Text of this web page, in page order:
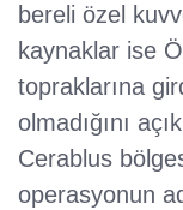
bereli özel
kaynaklar ise
topraklarına
olmadığını
Cerablus
operasyonun